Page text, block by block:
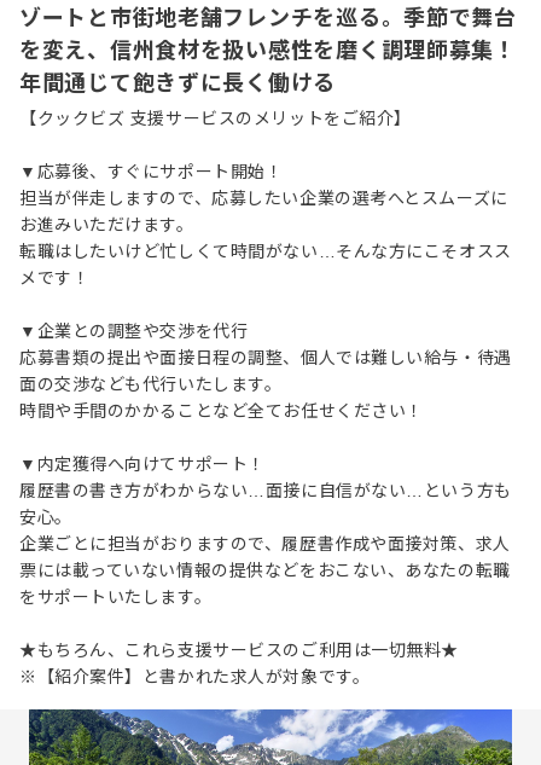
ゾートと市街地老舗フレンチを巡る。季節で舞台
を変え、信州食材を扱い感性を磨く調理師募集！
年間通じて飽きずに長く働ける
【クックビズ 支援サービスのメリットをご紹介】
▼応募後、すぐにサポート開始！
担当が伴走しますので、応募したい企業の選考へとスムーズに
お進みいただけます。
転職はしたいけど忙しくて時間がない…そんな方にこそオスス
メです！
▼企業との調整や交渉を代行
応募書類の提出や面接日程の調整、個人では難しい給与・待遇
面の交渉なども代行いたします。
時間や手間のかかることなど全てお任せください！
▼内定獲得へ向けてサポート！
履歴書の書き方がわからない…面接に自信がない…という方も
安心。
企業ごとに担当がおりますので、履歴書作成や面接対策、求人
票には載っていない情報の提供などをおこない、あなたの転職
をサポートいたします。
★もちろん、これら支援サービスのご利用は一切無料★
※【紹介案件】と書かれた求人が対象です。